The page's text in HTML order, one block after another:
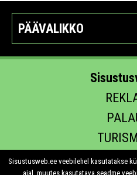
PÄÄVALIKKO
Sisustusweb.ee veebilehel kasutatakse
ajal, muutes kasutatava seadme